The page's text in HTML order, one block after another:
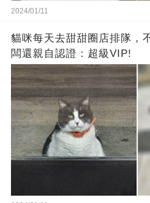
2024/01/11
貓咪每天去甜甜圈店排隊，
闆還親自認證：超級VIP!